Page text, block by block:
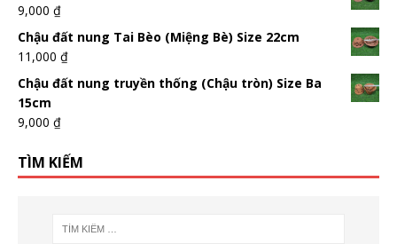
9,000 ₫
Chậu đất nung Tai Bèo (Miệng Bè) Size 22cm
11,000 ₫
Chậu đất nung truyền thống (Chậu tròn) Size Ba
15cm
9,000 ₫
TÌM KIẾM